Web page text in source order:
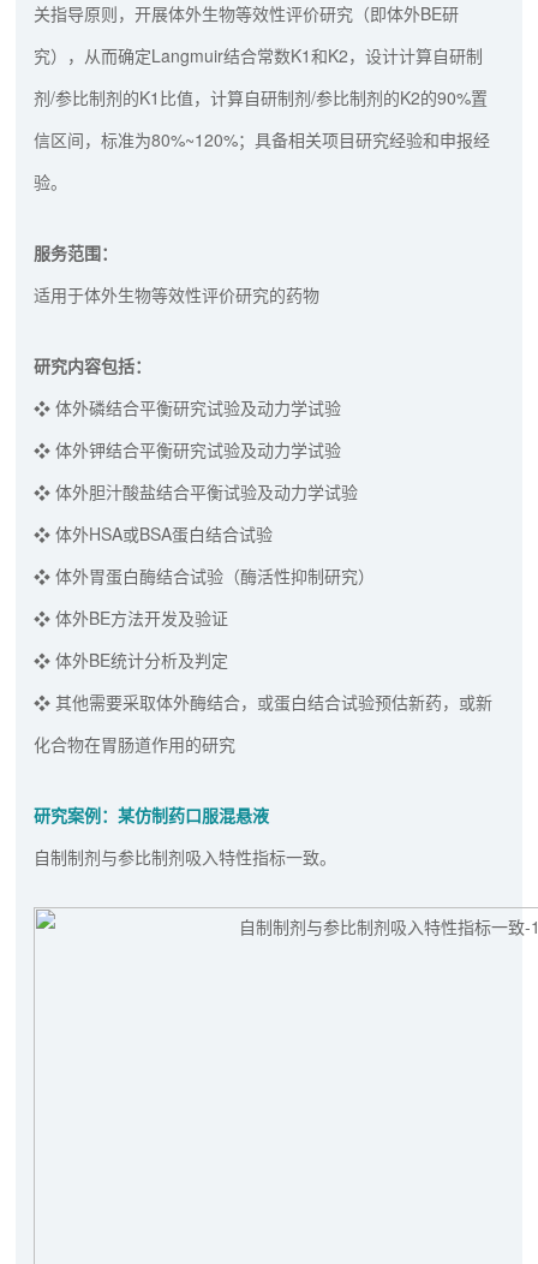
关指导原则，开展体外生物等效性评价研究（即体外BE研
究），从而确定Langmuir结合常数K1和K2，设计计算自研制
剂/参比制剂的K1比值，计算自研制剂/参比制剂的K2的90%置
信区间，标准为80%~120%；具备相关项目研究经验和申报经
验。
服务范围：
适用于体外生物等效性评价研究的药物
研究内容包括：
❖ 体外磷结合平衡研究试验及动力学试验
❖ 体外钾结合平衡研究试验及动力学试验
❖ 体外胆汁酸盐结合平衡试验及动力学试验
❖ 体外HSA或BSA蛋白结合试验
❖ 体外胃蛋白酶结合试验（酶活性抑制研究）
❖ 体外BE方法开发及验证
❖ 体外BE统计分析及判定
❖ 其他需要采取体外酶结合，或蛋白结合试验预估新药，或新
化合物在胃肠道作用的研究
研究案例：某仿制药口服混悬液
自制制剂与参比制剂吸入特性指标一致。